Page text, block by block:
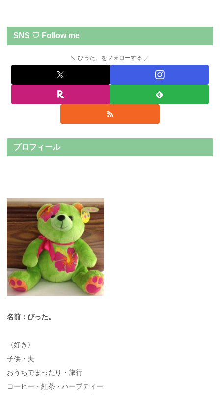
SNS ♡ Follow me
びった。をフォローする
プロフィール
名前：びった。
〈好き〉
子供・夫
おうちでまったり・旅行
コーヒー・紅茶・ハーブティー